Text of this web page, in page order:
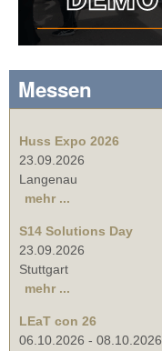
Messen
Huss Expo 2026
23.09.2026
Langenau
mehr ...
S14 Solutions Day
23.09.2026
Stuttgart
mehr ...
LEaT con 26
06.10.2026 - 08.10.2026